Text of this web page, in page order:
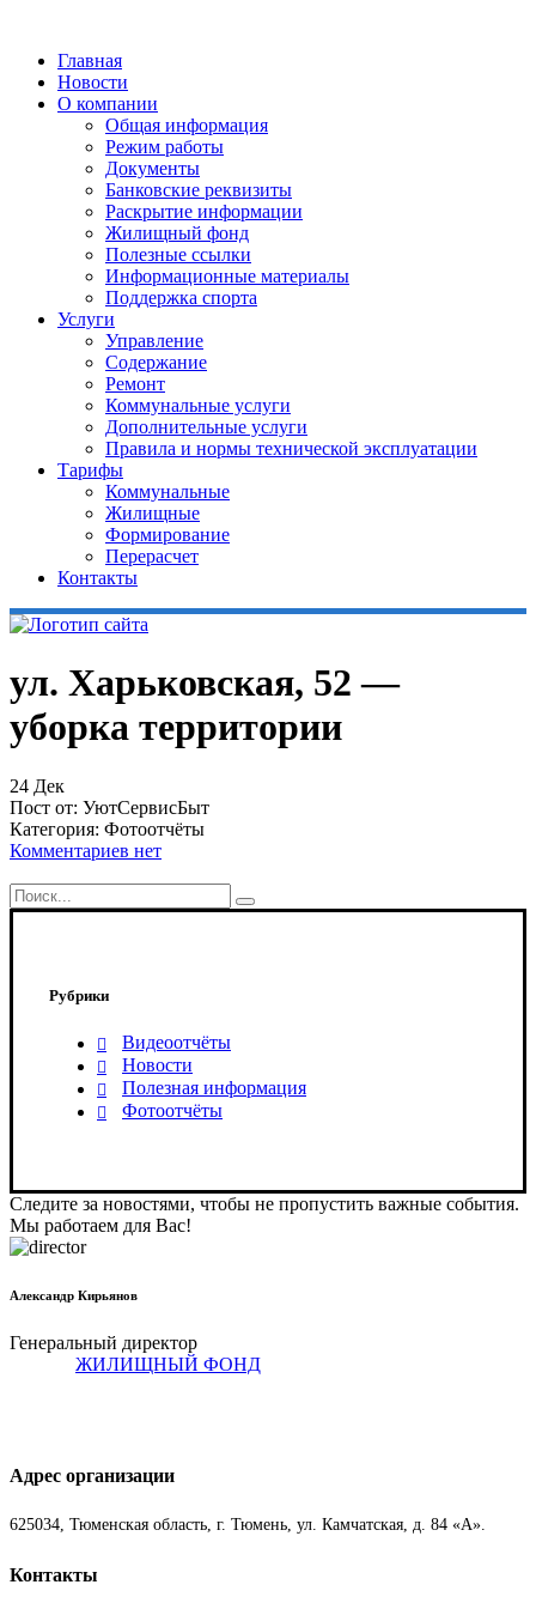
Главная
Новости
О компании
Общая информация
Режим работы
Документы
Банковские реквизиты
Раскрытие информации
Жилищный фонд
Полезные ссылки
Информационные материалы
Поддержка спорта
Услуги
Управление
Содержание
Ремонт
Коммунальные услуги
Дополнительные услуги
Правила и нормы технической эксплуатации
Тарифы
Коммунальные
Жилищные
Формирование
Перерасчет
Контакты
ул. Харьковская, 52 —
уборка территории
24 Дек
Пост от: УютСервисБыт
Категория: Фотоотчёты
Комментариев нет
Рубрики
Видеоотчёты
Новости
Полезная информация
Фотоотчёты
Следите за новостями, чтобы не пропустить важные события.
Мы работаем для Вас!
Александр Кирьянов
Генеральный директор
ЖИЛИЩНЫЙ ФОНД
Адрес организации
625034, Тюменская область, г. Тюмень, ул. Камчатская, д. 84 «А».
Контакты